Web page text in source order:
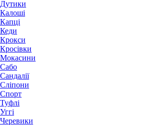
Дутики
Калоші
Капці
Кеди
Крокси
Кросівки
Мокасини
Сабо
Сандалії
Сліпони
Спорт
Туфлі
Уггі
Черевики